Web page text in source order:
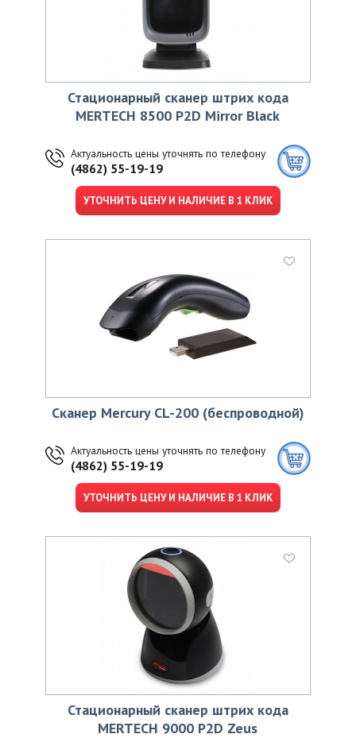
Стационарный сканер штрих кода
MERTECH 8500 P2D Mirror Black
Актуальность цены уточнять по телефону
(4862) 55-19-19
УТОЧНИТЬ ЦЕНУ И НАЛИЧИЕ В 1 КЛИК
Сканер Mercury CL-200 (беспроводной)
Актуальность цены уточнять по телефону
(4862) 55-19-19
УТОЧНИТЬ ЦЕНУ И НАЛИЧИЕ В 1 КЛИК
Стационарный сканер штрих кода
MERTECH 9000 P2D Zeus